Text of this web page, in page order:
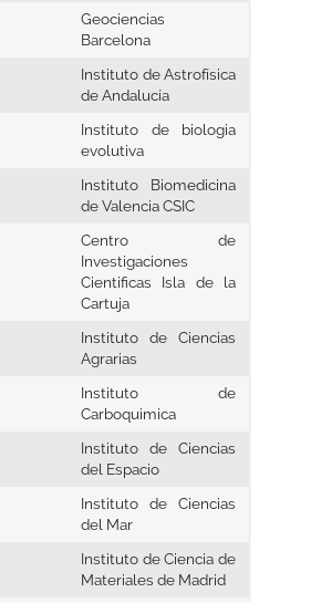
Geociencias
Barcelona
Instituto de Astrofísica
de Andalucía
Instituto de biologia
evolutiva
Instituto Biomedicina
de Valencia CSIC
Centro de
Investigaciones
Cientificas Isla de la
Cartuja
Instituto de Ciencias
Agrarias
Instituto de
Carboquimica
Instituto de Ciencias
del Espacio
Instituto de Ciencias
del Mar
Instituto de Ciencia de
Materiales de Madrid